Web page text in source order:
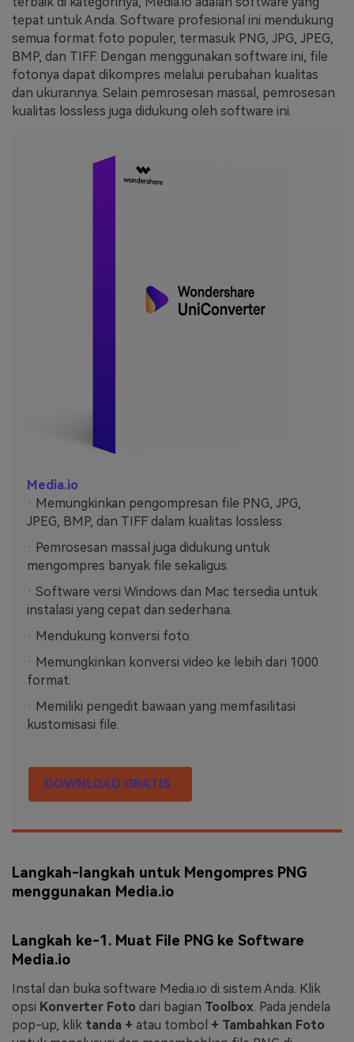
tepat untuk Anda. Software profesional ini mendukung
semua format foto populer, termasuk PNG, JPG, JPEG,
BMP, dan TIFF. Dengan menggunakan software ini, file
fotonya dapat dikompres melalui perubahan kualitas
dan ukurannya. Selain pemrosesan massal, pemrosesan
kualitas lossless juga didukung oleh software ini.
Media.io
· Memungkinkan pengompresan file PNG, JPG,
JPEG, BMP, dan TIFF dalam kualitas lossless.
· Pemrosesan massal juga didukung untuk
mengompres banyak file sekaligus.
· Software versi Windows dan Mac tersedia untuk
instalasi yang cepat dan sederhana.
· Mendukung konversi foto.
· Memungkinkan konversi video ke lebih dari 1000
format.
· Memiliki pengedit bawaan yang memfasilitasi
kustomisasi file.
DOWNLOAD GRATIS
Langkah-langkah untuk Mengompres PNG
menggunakan Media.io
Langkah ke-1. Muat File PNG ke Software
Media.io
Instal dan buka software Media.io di sistem Anda. Klik
opsi Konverter Foto dari bagian Toolbox. Pada jendela
pop-up, klik tanda + atau tombol + Tambahkan Foto